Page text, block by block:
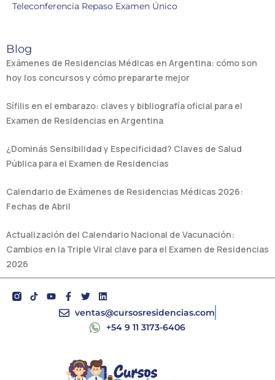
Teleconferencia Repaso Examen Único
Blog
Exámenes de Residencias Médicas en Argentina: cómo son
hoy los concursos y cómo prepararte mejor
Sífilis en el embarazo: claves y bibliografía oficial para el
Examen de Residencias en Argentina
¿Dominás Sensibilidad y Especificidad? Claves de Salud
Pública para el Examen de Residencias
Calendario de Exámenes de Residencias Médicas 2026:
Fechas de Abril
Actualización del Calendario Nacional de Vacunación:
Cambios en la Triple Viral clave para el Examen de Residencias
2026
Y
o
F
a
c
k
-
T
w
i
L
i
n
e
n
ventas@cursosresidencias.com
+54 9 11 3173-6406